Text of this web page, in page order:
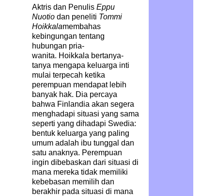
Aktris dan Penulis Eppu
Nuotiodan peneliti Tommi
Hoikkalamembahas
kebingungan tentang
hubungan pria-
wanita. Hoikkala bertanya-
tanya mengapa keluarga inti
mulai terpecah ketika
perempuan mendapat lebih
banyak hak. Dia percaya
bahwa Finlandia akan segera
menghadapi situasi yang sama
seperti yang dihadapi Swedia:
bentuk keluarga yang paling
umum adalah ibu tunggal dan
satu anaknya. Perempuan
ingin dibebaskan dari situasi di
mana mereka tidak memiliki
kebebasan memilih dan
berakhir pada situasi di mana